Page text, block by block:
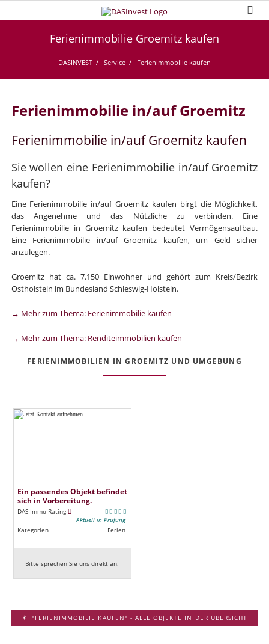
Ferienimmobilie Groemitz kaufen
DASINVEST Service Ferienimmobilie kaufen
Ferienimmobilie in/auf Groemitz
Ferienimmobilie in/auf Groemitz kaufen
Sie wollen eine Ferienimmobilie in/auf Groemitz
kaufen?
Eine Ferienimmobilie in/auf Groemitz kaufen birgt die Möglichkeit,
das Angenehme und das Nützliche zu verbinden. Eine
Ferienimmobilie in Groemitz kaufen bedeutet Vermögensaufbau.
Eine Ferienimmobilie in/auf Groemitz kaufen, um Geld sicher
anzulegen.
Groemitz hat ca. 7.150 Einwohner und gehört zum Kreis/Bezirk
Ostholstein im Bundesland Schleswig-Holstein.
→ Mehr zum Thema: Ferienimmobilie kaufen
→ Mehr zum Thema: Renditeimmobilien kaufen
FERIENIMMOBILIEN IN GROEMITZ UND UMGEBUNG
Ein passendes Objekt befindet
sich in Vorbereitung.
DAS Immo Rating
Aktuell in Prüfung
Kategorien
Ferien
Bitte sprechen Sie uns direkt an.
"FERIENIMMOBILIE KAUFEN" - ALLE OBJEKTE IN DER ÜBERSICHT